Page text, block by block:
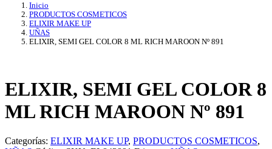
Inicio
PRODUCTOS COSMETICOS
ELIXIR MAKE UP
UÑAS
ELIXIR, SEMI GEL COLOR 8 ML RICH MAROON Nº 891
ELIXIR, SEMI GEL COLOR 8
ML RICH MAROON Nº 891
Categorías: ELIXIR MAKE UP, PRODUCTOS COSMETICOS,